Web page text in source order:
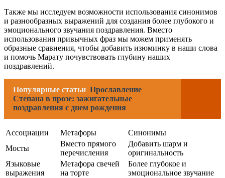
Также мы исследуем возможности использования синонимов
и разнообразных выражений для создания более глубокого и
эмоционального звучания поздравления. Вместо
использования привычных фраз мы можем применять
образные сравнения, чтобы добавить изюминку в наши слова
и помочь Марату почувствовать глубину наших
поздравлений.
Популярные статьи Прославление
Степана в прозе: зажигательные
поздравления с днем рождения
Ассоциации Метафоры
Синонимы
Мосты
Вместо прямого
перечисления
Добавить шарм и
оригинальность
Языковые
выражения
Метафора свечей
на торте
Более глубокое и
эмоциональное звучание